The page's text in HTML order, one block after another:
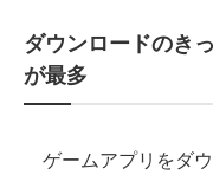
ダウンロードのき
が最多
ゲームアプリをダ